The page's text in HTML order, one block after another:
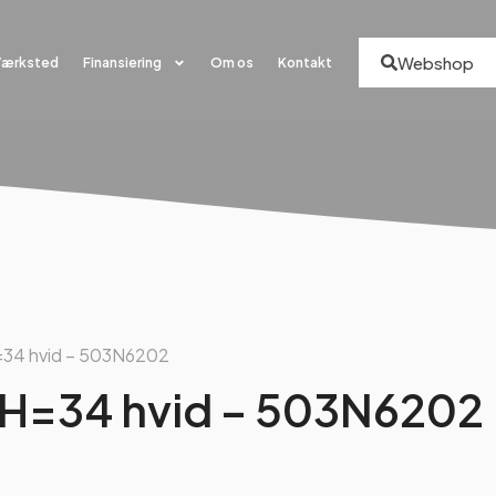
Finansiering Om os Kontakt Webshop
hvid – 503N6202
hvid – 503N6202